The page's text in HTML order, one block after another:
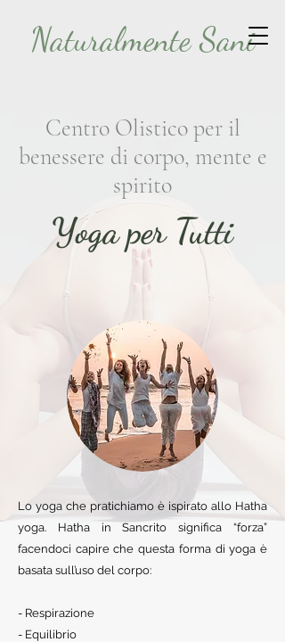
Naturalmente Sani
Centro Olistico per il
benessere di corpo, mente e
spirito
Yoga per Tutti
Lo yoga che pratichiamo è ispirato allo Hatha
yoga. Hatha in Sancrito significa “forza”
facendoci capire che questa forma di yoga è
basata sull’uso del corpo:
- Respirazione
- Equilibrio